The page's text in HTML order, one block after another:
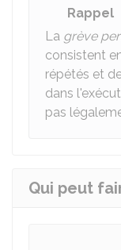
Rappel
La grève
consistent
répétés et
dans
pas
Qui peut